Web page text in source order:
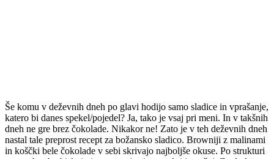
Še komu v deževnih dneh po glavi hodijo samo sladice in vprašanje,
katero bi danes spekel/pojedel? Ja, tako je vsaj pri meni. In v takšnih
dneh ne gre brez čokolade. Nikakor ne! Zato je v teh deževnih dneh
nastal tale preprost recept za božansko sladico. Browniji z malinami
in koščki bele čokolade v sebi skrivajo najboljše okuse. Po strukturi